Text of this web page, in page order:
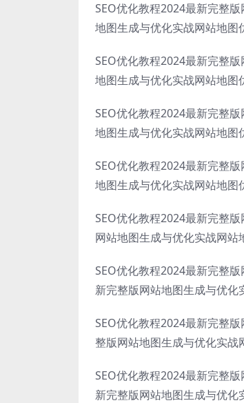
SEO优化教程2024最新完整
地图生成与优化实战网站地图
SEO优化教程2024最新完整
地图生成与优化实战网站地图
SEO优化教程2024最新完整
地图生成与优化实战网站地图
SEO优化教程2024最新完整
地图生成与优化实战网站地图
SEO优化教程2024最新完整
网站地图生成与优化实战网站
SEO优化教程2024最新完整
新完整版网站地图生成与优
SEO优化教程2024最新完整
整版网站地图生成与优化实
SEO优化教程2024最新完整
新完整版网站地图生成与优